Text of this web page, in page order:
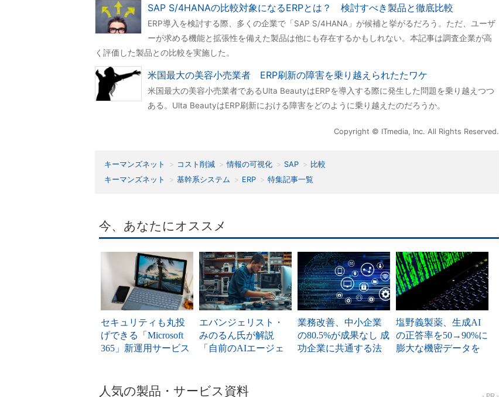
SAP S/4HANAの比較対象になるERPとは？ 検討すべき製品と徹底比較
ERP導入を検討する際、多くの企業で「SAP S/4HANA」が候補と挙がるだろう。ただ、ユーザ
ーが求める機能と拡張性を備えた製品は他にも存在するかもしれない。本記事は調査企業が高
く評価した製品との比較を実施した。
米国最大の美容小売業者 ERP刷新の障害を乗り越えられたたワケ
米国最大の美容小売業者であるUlta BeautyはERPを導入する際に発生した問題を乗り越えつつ
ある。Ulta BeautyはERP刷新における障害をどのように乗り越えたのだろうか。
Copyright © ITmedia, Inc. All Rights Reserved.
キーマンズネット コスト削減 情報の可視化 SAP
比較
キーマンズネット
基幹系システム ERP 特集記事一覧